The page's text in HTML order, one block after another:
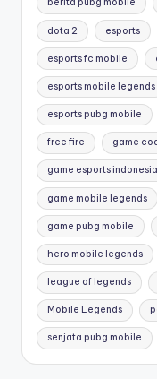
berita pubg mobile
dota 2 esports
esports fc mobile
esports mobile legends
esports pubg mobile
free fire game
game esports indonesia
game mobile legends
game pubg mobile
hero mobile legends
league of legends
Mobile Legends
senjata pubg mobile